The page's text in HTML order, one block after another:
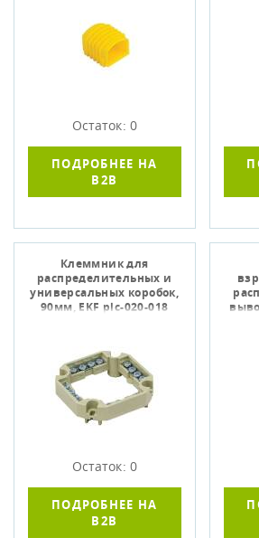
Остаток: 0
ПОДРОБНЕЕ НА
B2B
Клеммник для
распределительных и
универсальных коробок,
90мм, EKF plc-020-018
Остаток: 0
ПОДРОБНЕЕ НА
B2B